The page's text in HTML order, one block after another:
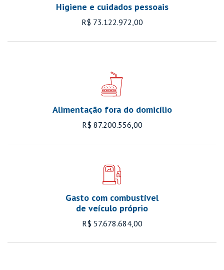
Higiene e cuidados pessoais
R$ 73.122.972,00
Alimentação fora do domicílio
R$ 87.200.556,00
Gasto com combustível
de veículo próprio
R$ 57.678.684,00